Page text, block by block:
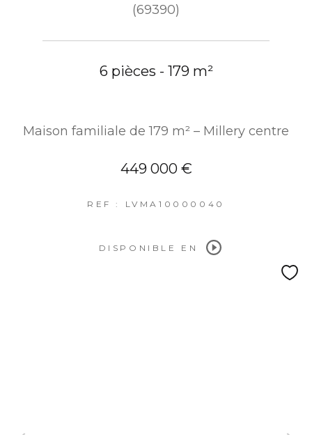
(69390)
6 pièces - 179 m²
Maison familiale de 179 m² – Millery centre
449 000 €
REF : LVMA10000040
DISPONIBLE EN